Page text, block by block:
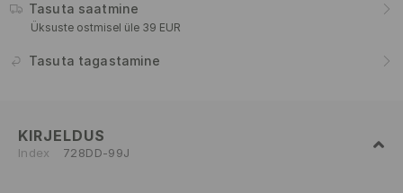
Tasuta saatmine
Üksuste ostmisel üle 39 EUR
Tasuta tagastamine
KIRJELDUS
Index 728DD-99J